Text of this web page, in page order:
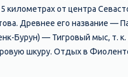
километрах от центра
Древнее его название —
Бурун) — Тигровый мыс, т.
шкуру. Отдых в
святую обитель —